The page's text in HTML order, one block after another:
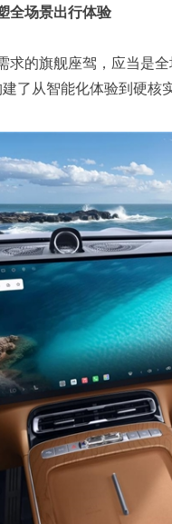
全场景出行体验
求的旗舰座驾，应当是
了从智能化体验到硬核